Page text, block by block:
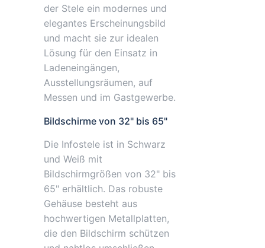
der Stele ein modernes und
elegantes Erscheinungsbild
und macht sie zur idealen
Lösung für den Einsatz in
Ladeneingängen,
Ausstellungsräumen, auf
Messen und im Gastgewerbe.
Bildschirme von 32" bis 65"
Die Infostele ist in Schwarz
und Weiß mit
Bildschirmgrößen von 32" bis
65" erhältlich. Das robuste
Gehäuse besteht aus
hochwertigen Metallplatten,
die den Bildschirm schützen